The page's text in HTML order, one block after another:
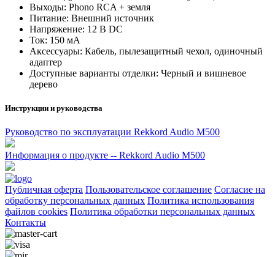
Выходы: Phono RCA + земля
Питание: Внешний источник
Напряжение: 12 В DC
Ток: 150 мА
Аксессуары: Кабель, пылезащитный чехол, одиночный
адаптер
Доступные варианты отделки: Черный и вишневое
дерево
Инструкции и руководства
Pуководство по эксплуатации Rekkord Audio M500
Информация о продукте -- Rekkord Audio M500
Публичная оферта Пользовательское соглашение Согласие на
обработку персональных данных Политика использования
файлов cookies Политика обработки персональных данных
Контакты